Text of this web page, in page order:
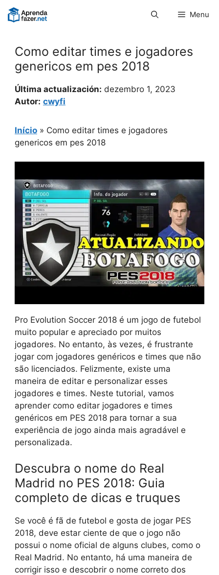
Pular
para
Menu
Como editar times e jogadores
genericos em pes 2018
Última actualización: dezembro 1, 2023
Autor: cwyfi
Início » Como editar times e jogadores
genericos em pes 2018
Pro Evolution Soccer 2018 é um jogo de futebol
muito popular e apreciado por muitos
jogadores. No entanto, às vezes, é frustrante
jogar com jogadores genéricos e times que não
são licenciados. Felizmente, existe uma
maneira de editar e personalizar esses
jogadores e times. Neste tutorial, vamos
aprender como editar jogadores e times
genéricos em PES 2018 para tornar a sua
experiência de jogo ainda mais agradável e
personalizada.
Descubra o nome do Real
Madrid no PES 2018: Guia
completo de dicas e truques
Se você é fã de futebol e gosta de jogar PES
2018, deve estar ciente de que o jogo não
possui o nome oficial de alguns clubes, como o
Real Madrid. No entanto, há uma maneira de
corrigir isso e descobrir o nome correto dos